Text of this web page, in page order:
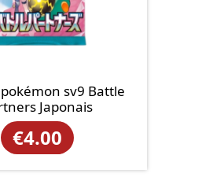
sv9 Battle
Japonais
€4.00